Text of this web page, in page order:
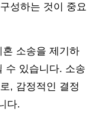
성하는 것이 중요
소송을 제기하
수 있습니다. 소송
, 감정적인 결정
다.